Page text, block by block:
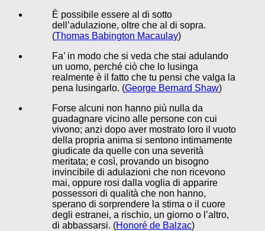
È possibile essere al di sotto
dell’adulazione, oltre che al di sopra.
(Thomas Babington Macaulay)
Fa’ in modo che si veda che stai adulando
un uomo, perché ciò che lo lusinga
realmente è il fatto che tu pensi che valga la
pena lusingarlo. (George Bernard Shaw)
Forse alcuni non hanno più nulla da
guadagnare vicino alle persone con cui
vivono; anzi dopo aver mostrato loro il vuoto
della propria anima si sentono intimamente
giudicate da quelle con una severità
meritata; e così, provando un bisogno
invincibile di adulazioni che non ricevono
mai, oppure rosi dalla voglia di apparire
possessori di qualità che non hanno,
sperano di sorprendere la stima o il cuore
degli estranei, a rischio, un giorno o l’altro,
di abbassarsi. (Honoré de Balzac)